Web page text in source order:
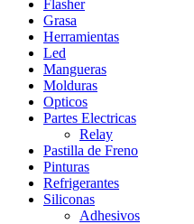
Flasher
Grasa
Herramientas
Led
Mangueras
Molduras
Opticos
Partes Electricas
Relay
Pastilla de Freno
Pinturas
Refrigerantes
Siliconas
Adhesivos